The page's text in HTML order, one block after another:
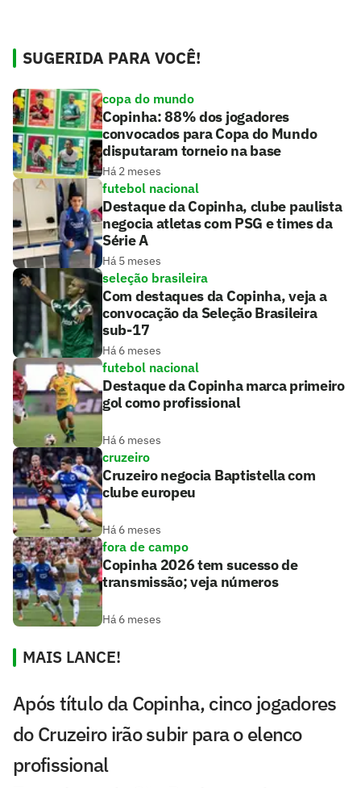
SUGERIDA PARA VOCÊ!
copa do mundo
Copinha: 88% dos jogadores
convocados para Copa do Mundo
disputaram torneio na base
Há 2 meses
futebol nacional
Destaque da Copinha, clube paulista
negocia atletas com PSG e times da
Série A
Há 5 meses
seleção brasileira
Com destaques da Copinha, veja a
convocação da Seleção Brasileira
sub-17
Há 6 meses
futebol nacional
Destaque da Copinha marca primeiro
gol como profissional
Há 6 meses
cruzeiro
Cruzeiro negocia Baptistella com
clube europeu
Há 6 meses
fora de campo
Copinha 2026 tem sucesso de
transmissão; veja números
Há 6 meses
MAIS LANCE!
Após título da Copinha, cinco jogadores
do Cruzeiro irão subir para o elenco
profissional